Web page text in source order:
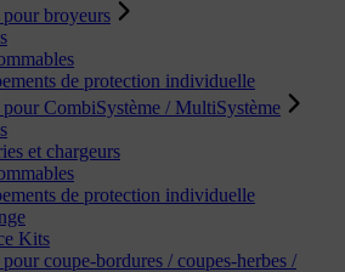
pour broyeurs
de protection individuelle
pour CombiSystème / MultiSystème
et chargeurs
de protection individuelle
Kits
coupe-bordures / coupes-herbes /